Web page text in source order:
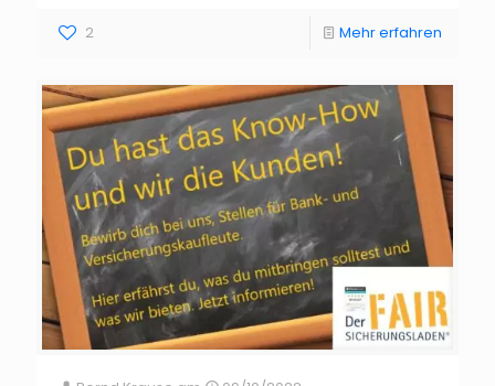
2 Mehr erfahren